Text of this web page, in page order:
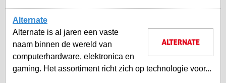
Alternate
Alternate is al jaren een vaste
naam binnen de wereld van
computerhardware, elektronica en
gaming. Het assortiment richt zich op technologie voor...